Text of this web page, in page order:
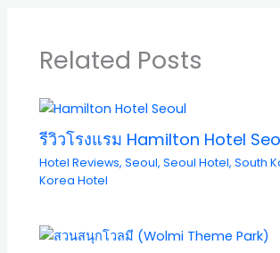
Related Posts
รีวิวโรงแรม Hamilton Hotel
Hotel Reviews,Seoul,Seoul Hotel,South
Korea Hotel